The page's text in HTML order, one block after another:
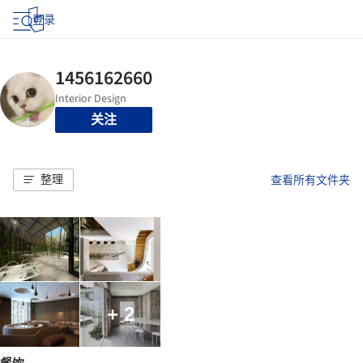
登录
关注
整理 查看所有文件夹
+ 2